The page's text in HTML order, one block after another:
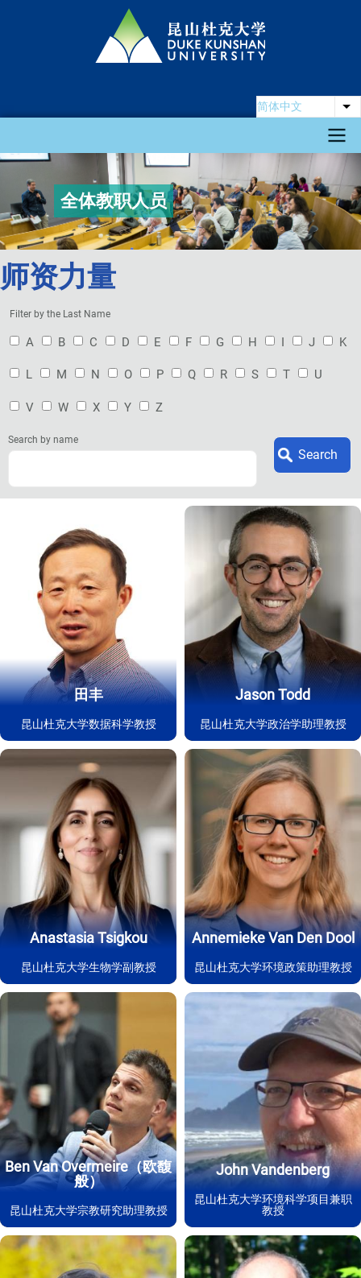
简体中文
Main
navigation全体教职人员
师资力量
Filter by the Last Name
A B C D E F G H I J K
L M N O P Q R S T U
V W X Y Z
Search by name
田丰
昆山杜克大学数据科学教授
Jason Todd
昆山杜克大学政治学助理教授
Anastasia Tsigkou
昆山杜克大学生物学副教授
Annemieke Van Den Dool
昆山杜克大学环境政策助理教授
Ben Van Overmeire（欧馥
般）
昆山杜克大学宗教研究助理教授
John Vandenberg
昆山杜克大学环境科学项目兼职
教授